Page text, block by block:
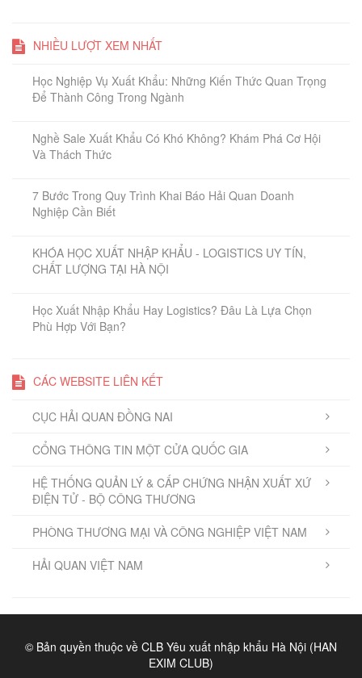
NHIỀU LƯỢT XEM NHẤT
Học Nghiệp Vụ Xuất Khẩu: Những Kiến Thức Quan Trọng
Để Thành Công Trong Ngành
Nghề Sale Xuất Khẩu Có Khó Không? Khám Phá Cơ Hội
Và Thách Thức
7 Bước Trong Quy Trình Khai Báo Hải Quan Doanh
Nghiệp Cần Biết
KHÓA HỌC XUẤT NHẬP KHẨU - LOGISTICS UY TÍN,
CHẤT LƯỢNG TẠI HÀ NỘI
Học Xuất Nhập Khẩu Hay Logistics? Đâu Là Lựa Chọn
Phù Hợp Với Bạn?
CÁC WEBSITE LIÊN KẾT
CỤC HẢI QUAN ĐỒNG NAI
CỔNG THÔNG TIN MỘT CỬA QUỐC GIA
HỆ THỐNG QUẢN LÝ & CẤP CHỨNG NHẬN XUẤT XỨ
ĐIỆN TỬ - BỘ CÔNG THƯƠNG
PHÒNG THƯƠNG MẠI VÀ CÔNG NGHIỆP VIỆT NAM
HẢI QUAN VIỆT NAM
© Bản quyền thuộc về CLB Yêu xuất nhập khẩu Hà Nội (HAN
EXIM CLUB)